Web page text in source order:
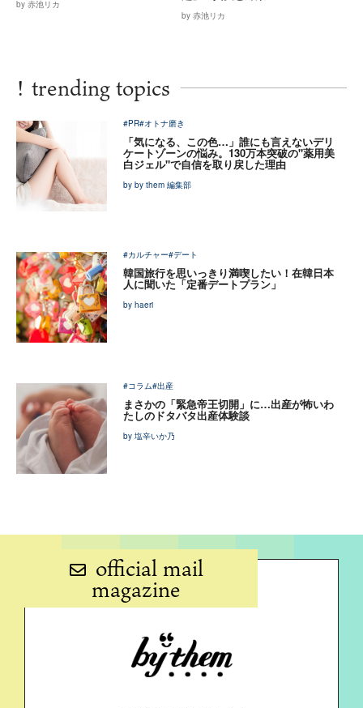
by 赤池リカ
by 赤池リカ
! trending topics
#PR#オトナ磨き
「気になる、この色…」誰にも言えないデリ
ケートゾーンの悩み。130万本突破の"薬用美
白ジェル"で自信を取り戻した理由
by by them 編集部
#カルチャー#デート
韓国旅行を思いっきり満喫したい！在韓日本
人に聞いた「定番デートプラン」
by haeri
#コラム#出産
まさかの「緊急帝王切開」に…出産が怖いわ
たしのドタバタ出産体験談
by 塩辛いか乃
official mail
magazine